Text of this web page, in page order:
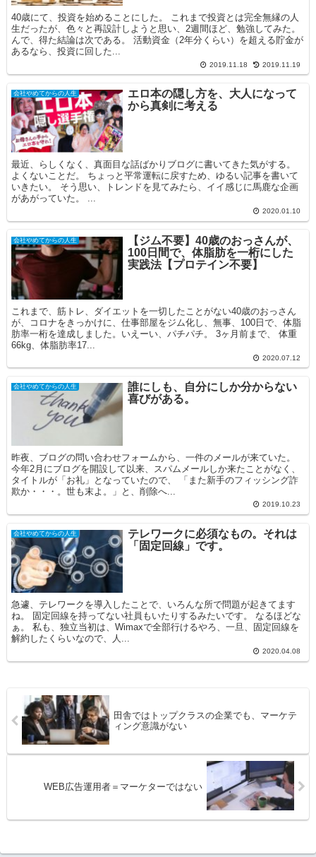
40歳にて、投資を始めることにした。 これまで投資とは完全無縁の人
生だったが、色々と再設計しようと思い、2週間ほど、勉強してみた。
んで、得た結論は次である。 活動資金（2年分くらい）を超える貯金が
あるなら、投資に回した...
2019.11.18 2019.11.19
会社やめてからの人生
エロ本の隠し方を、大人になって
から真剣に考える
最近、らしくなく、真面目な話ばかりブログに書いてきた気がする。
よくないことだ。 ちょっと平常運転に戻すため、ゆるい記事を書いて
いきたい。 そう思い、トレンドを見てみたら、イイ感じに馬鹿な企画
があがっていた。 ...
2020.01.10
会社やめてからの人生
【ジム不要】40歳のおっさんが、
100日間で、体脂肪を一桁にした
実践法【プロテイン不要】
これまで、筋トレ、ダイエットを一切したことがない40歳のおっさん
が、コロナをきっかけに、仕事部屋をジム化し、無事、100日で、体脂
肪率一桁を達成しました。いえーい、パチパチ。 3ヶ月前まで、 体重
66kg、体脂肪率17...
2020.07.12
会社やめてからの人生
誰にしも、自分にしか分からない
喜びがある。
昨夜、ブログの問い合わせフォームから、一件のメールが来ていた。
今年2月にブログを開設して以来、スパムメールしか来たことがなく、
タイトルが「お礼」となっていたので、 「また新手のフィッシング詐
欺か・・・。世も末よ。」と、削除へ...
2019.10.23
会社やめてからの人生
テレワークに必須なもの。それは
「固定回線」です。
急遽、テレワークを導入したことで、いろんな所で問題が起きてます
ね。 固定回線を持ってない社員もいたりするみたいです。 なるほどな
ぁ。 私も、独立当初は、Wimaxで全部行けるやろ、一旦、固定回線を
解約したくらいなので、人...
2020.04.08
田舎ではトップクラスの企業でも、マーケテ
ィング意識がない
WEB広告運用者＝マーケターではない